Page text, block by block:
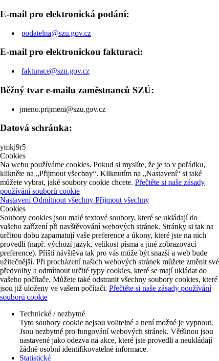
E-mail pro elektronická podání:
podatelna@szu.gov.cz
E-mail pro elektronickou fakturaci:
fakturace@szu.gov.cz
Běžný tvar e-mailu zaměstnanců SZÚ:
jmeno.prijmeni@szu.gov.cz
Datová schránka:
ymkj9r5
Cookies
Na webu používáme cookies. Pokud si myslíte, že je to v pořádku,
klikněte na „Přijmout všechny“. Kliknutím na „Nastavení“ si také
můžete vybrat, jaké soubory cookie chcete. Přečtěte si naše zásady
používání souborů cookie
NastaveníOdmítnout všechny Přijmout všechny
Cookies
Soubory cookies jsou malé textové soubory, které se ukládají do
vašeho zařízení při navštěvování webových stránek. Stránky si tak na
určitou dobu zapamatují vaše preference a úkony, které jste na nich
provedli (např. výchozí jazyk, velikost písma a jiné zobrazovací
preference). Příští návštěva tak pro vás může být snazší a web bude
užitečnější. Při procházení našich webových stránek můžete změnit své
předvolby a odmítnout určité typy cookies, které se mají ukládat do
vašeho počítače. Můžete také odstranit všechny soubory cookies, které
jsou již uloženy ve vašem počítači. Přečtěte si naše zásady používání
souborů cookie
Technické / nezbytné
Tyto soubory cookie nejsou volitelné a není možné je vypnout.
Jsou nezbytné pro fungování webových stránek. Většinou jsou
nastavené jako odezva na akce, které jste provedli a neukládají
žádné osobní identifikovatelné informace.
Statistické